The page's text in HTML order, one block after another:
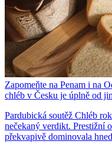
Zapomeňte na Penam i na
chléb v Česku je úplně od
Pardubická soutěž Chléb
nečekaný verdikt. Prestižní
překvapivě dominovala